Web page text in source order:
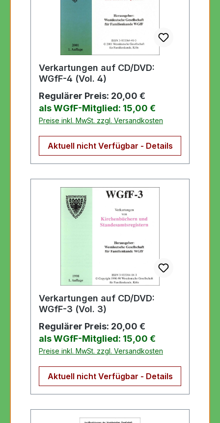
Verkartungen auf CD/DVD:
WGfF-4 (Vol. 4)
Regulärer Preis:
20,00 €
als WGfF-Mitglied: 15,00 €
Preise inkl. MwSt. zzgl. Versandkosten
Aktuell nicht Verfügbar - Details
Verkartungen auf CD/DVD:
WGfF-3 (Vol. 3)
Regulärer Preis:
20,00 €
als WGfF-Mitglied: 15,00 €
Preise inkl. MwSt. zzgl. Versandkosten
Aktuell nicht Verfügbar - Details